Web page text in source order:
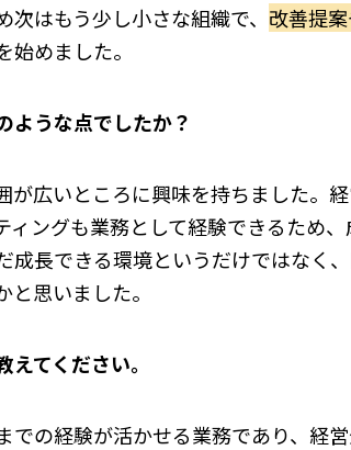
はもう少し小さな組織で、 改善提
始めました。
ような点でしたか？
広いところに興味を持ちました。
ングも業務として経験できるため
成長できる環境というだけではなく
思いました。
てください。
の経験が活かせる業務であり、経